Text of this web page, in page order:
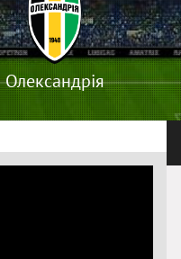
Олександрія